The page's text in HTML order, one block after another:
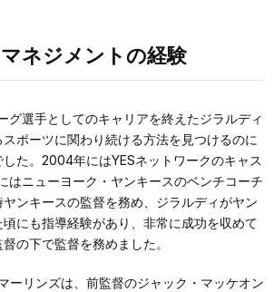
ネジメントの経験
グ選手としてのキャリアを終えたジラルディ
ポーツに関わり続ける方法を見つけるのに
た。2004年にはYESネットワークのキャス
はニューヨーク・ヤンキースのベンチコーチ
ンキースの監督を務め、ジラルディがヤン
にも指導経験があり、非常に成功を収めて
の下で監督を務めました。
ーリンズは、前監督のジャック・マッケオン